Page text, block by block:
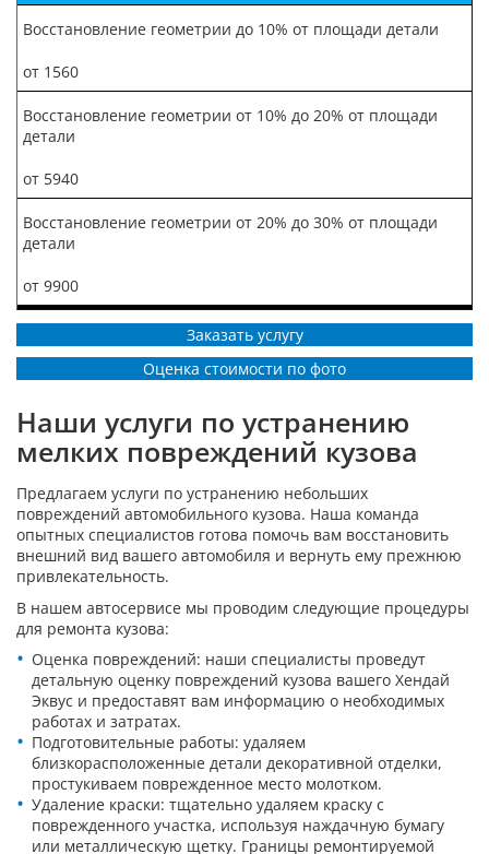
Восстановление геометрии до 10% от площади детали
от 1560
Восстановление геометрии от 10% до 20% от площади
детали
от 5940
Восстановление геометрии от 20% до 30% от площади
детали
от 9900
Заказать услугу
Оценка стоимости по фото
Наши услуги по устранению
мелких повреждений кузова
Предлагаем услуги по устранению небольших
повреждений автомобильного кузова. Наша команда
опытных специалистов готова помочь вам восстановить
внешний вид вашего автомобиля и вернуть ему прежнюю
привлекательность.
В нашем автосервисе мы проводим следующие процедуры
для ремонта кузова:
Оценка повреждений: наши специалисты проведут
детальную оценку повреждений кузова вашего Хендай
Эквус и предоставят вам информацию о необходимых
работах и затратах.
Подготовительные работы: удаляем
близкорасположенные детали декоративной отделки,
простукиваем поврежденное место молотком.
Удаление краски: тщательно удаляем краску с
поврежденного участка, используя наждачную бумагу
или металлическую щетку. Границы ремонтируемой